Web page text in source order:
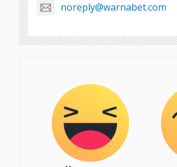
noreply@warnabet.com